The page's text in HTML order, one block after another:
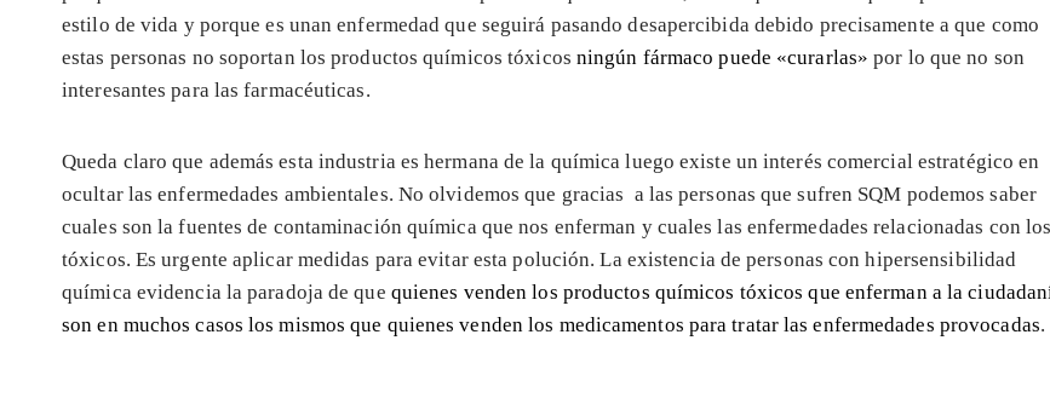
estilo de vida y porque es unan enfermedad que seguirá pasando desapercibida debido precisamente a que como
estas personas no soportan los productos químicos tóxicos ningún fármaco puede «curarlas»por lo que no son
interesantes para las farmacéuticas.
Queda claro que además esta industria es hermana de la química luego existe un interés comercial estratégico en
ocultar las enfermedades ambientales. No olvidemos que gracias a las personas que sufren SQM podemos saber
cuales son la fuentes de contaminación química que nos enferman y cuales las enfermedades relacionadas con los
tóxicos. Es urgente aplicar medidas para evitar esta polución. La existencia de personas con hipersensibilidad
química evidencia la paradoja de que quienes venden los productos químicos tóxicos que enferman a la
son en muchos casos los mismos que quienes venden los medicamentos para tratar las enfermedades provocadas.